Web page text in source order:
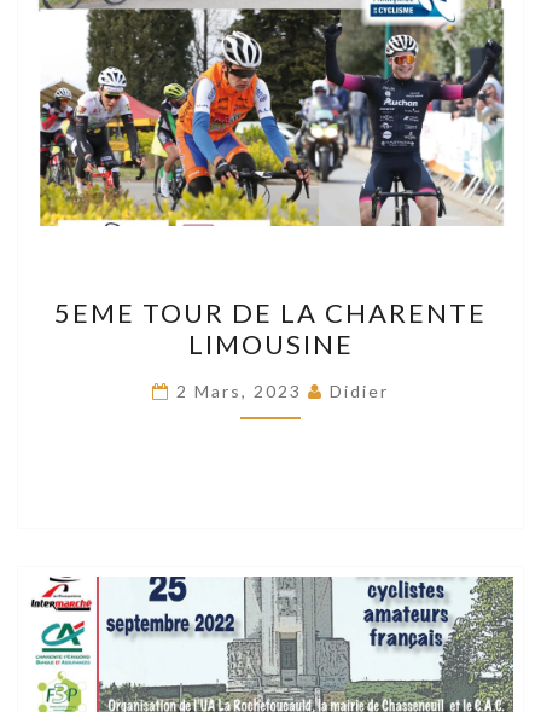
TOUR
DE
LA
CHARENTE
5EME TOUR DE LA CHARENTE
LIMOUSINE
2 Mars, 2023 Didier